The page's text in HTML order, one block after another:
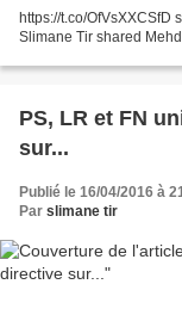
https://t.co/OfVsXXCSfD
Slimane Tir shared
PS, LR et FN
sur...
Publié le 16/04/2016 à
Par slimane tir